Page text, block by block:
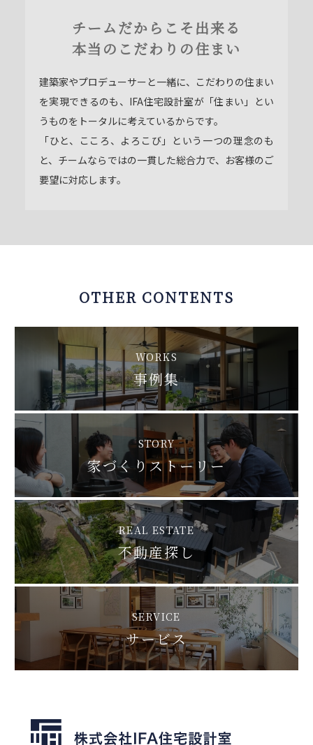
チームだからこそ出来る
本当のこだわりの住まい
建築家やプロデューサーと一緒に、こだわりの住まい
を実現できるのも、IFA住宅設計室が「住まい」とい
うものをトータルに考えているからです。
「ひと、こころ、よろこび」という一つの理念のも
と、チームならではの一貫した総合力で、お客様のご
要望に対応します。
OTHER CONTENTS
WORKS
事例集
STORY
家づくりストーリー
REAL ESTATE
不動産探し
SERVICE
サービス